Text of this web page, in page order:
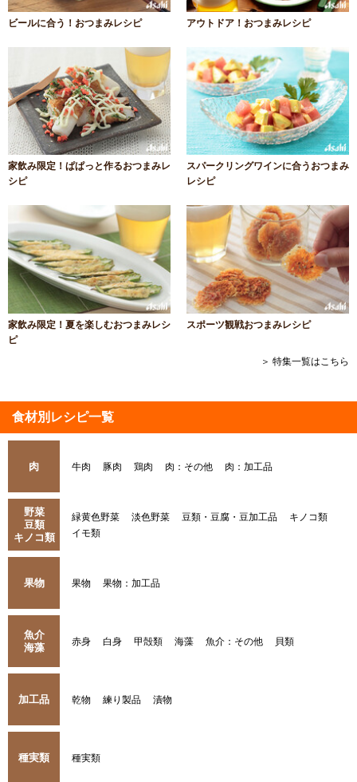
ビールに合う！おつまみレシピ アウトドア！おつまみレシピ
家飲み限定！ぱぱっと作るおつまみレ
シピ
スパークリングワインに合うおつまみ
レシピ
家飲み限定！夏を楽しむおつまみレシ
ピ
スポーツ観戦おつまみレシピ
＞ 特集一覧はこちら
食材別レシピ一覧
肉 牛肉 豚肉 鶏肉 肉：その他 肉：加工品
野菜
豆類
キノコ類
緑黄色野菜 淡色野菜 豆類・豆腐・豆加工品
キノコ類
イモ類
果物 果物 果物：加工品
魚介
海藻
赤身 白身 甲殻類 海藻 魚介：その他 貝類
加工品 乾物 練り製品 漬物
種実類 種実類